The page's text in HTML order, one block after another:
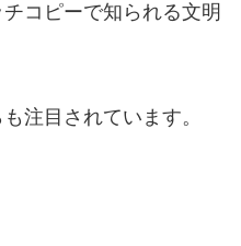
コピーで知られる文明
注目されています。